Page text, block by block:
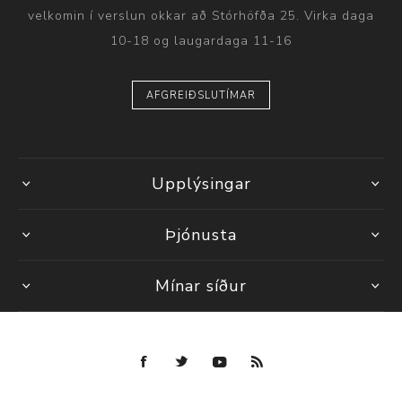
velkomin í verslun okkar að Stórhöfða 25. Virka daga
10-18 og laugardaga 11-16
AFGREIÐSLUTÍMAR
Upplýsingar
Þjónusta
Mínar síður